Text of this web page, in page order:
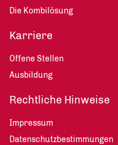
Die Kombilösung
Karriere
Offene Stellen
Ausbildung
Rechtliche Hinweise
Impressum
Datenschutzbestimmungen